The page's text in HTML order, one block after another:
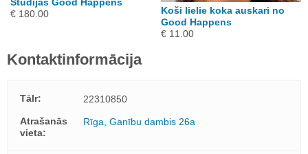
€ 180.00
Koši lielie koka auskari no
Good Happens
€ 11.00
Kontaktinformācija
Tālr:
22310850
Atrašanās
vieta:
Rīga, Ganību dambis 26a